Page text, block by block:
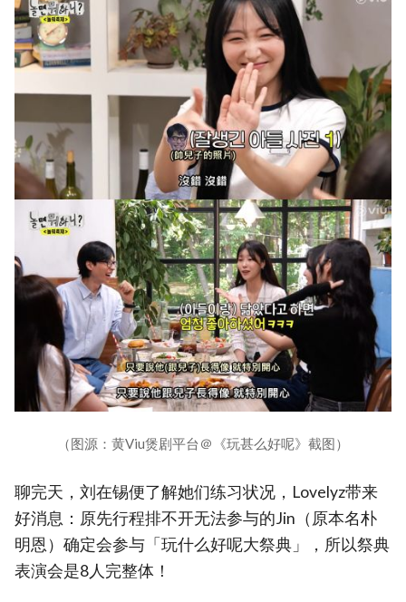
（图源：黄Viu煲剧平台＠《玩甚么好呢》截图）
聊完天，刘在锡便了解她们练习状况，Lovelyz带来
好消息：原先行程排不开无法参与的Jin（原本名朴
明恩）确定会参与「玩什么好呢大祭典」，所以祭典
表演会是8人完整体！